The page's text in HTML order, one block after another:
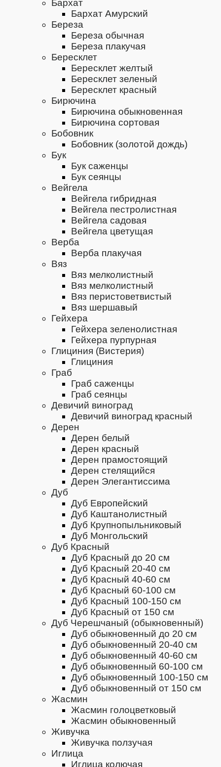
Бархат
Бархат Амурский
Береза
Береза обычная
Береза плакучая
Бересклет
Бересклет желтый
Бересклет зеленый
Бересклет красный
Бирючина
Бирючина обыкновенная
Бирючина сортовая
Бобовник
Бобовник (золотой дождь)
Бук
Бук саженцы
Бук сеянцы
Вейгела
Вейгела гибридная
Вейгела пестролистная
Вейгела садовая
Вейгела цветущая
Верба
Верба плакучая
Вяз
Вяз мелколистный
Вяз мелколистный
Вяз перистоветвистый
Вяз шершавый
Гейхера
Гейхера зеленолистная
Гейхера пурпурная
Глициния (Вистерия)
Глициния
Граб
Граб саженцы
Граб сеянцы
Девичий виноград
Девичий виноград красный
Дерен
Дерен белый
Дерен красный
Дерен прамостоящий
Дерен стелящийся
Дерен Элегантиссима
Дуб
Дуб Европейский
Дуб Каштанолистный
Дуб Крупнопыльниковый
Дуб Монгольский
Дуб Красный
Дуб Красный до 20 см
Дуб Красный 20-40 см
Дуб Красный 40-60 см
Дуб Красный 60-100 см
Дуб Красный 100-150 см
Дуб Красный от 150 см
Дуб Черешчаный (обыкновенный)
Дуб обыкновенный до 20 см
Дуб обыкновенный 20-40 см
Дуб обыкновенный 40-60 см
Дуб обыкновенный 60-100 см
Дуб обыкновенный 100-150 см
Дуб обыкновенный от 150 см
Жасмин
Жасмин голоцветковый
Жасмин обыкновенный
Живучка
Живучка ползучая
Иглица
Иглица колючая